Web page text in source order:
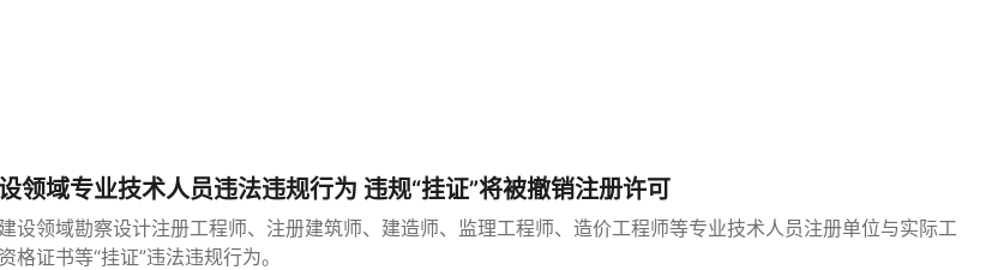
领域专业技术人员违法违规行为 违规“挂证”将被撤销注册许可
设领域勘察设计注册工程师、注册建筑师、建造师、监理工程师、造价工程师等专业技术人员注册单位与实际工
证书等“挂证”违法违规行为。